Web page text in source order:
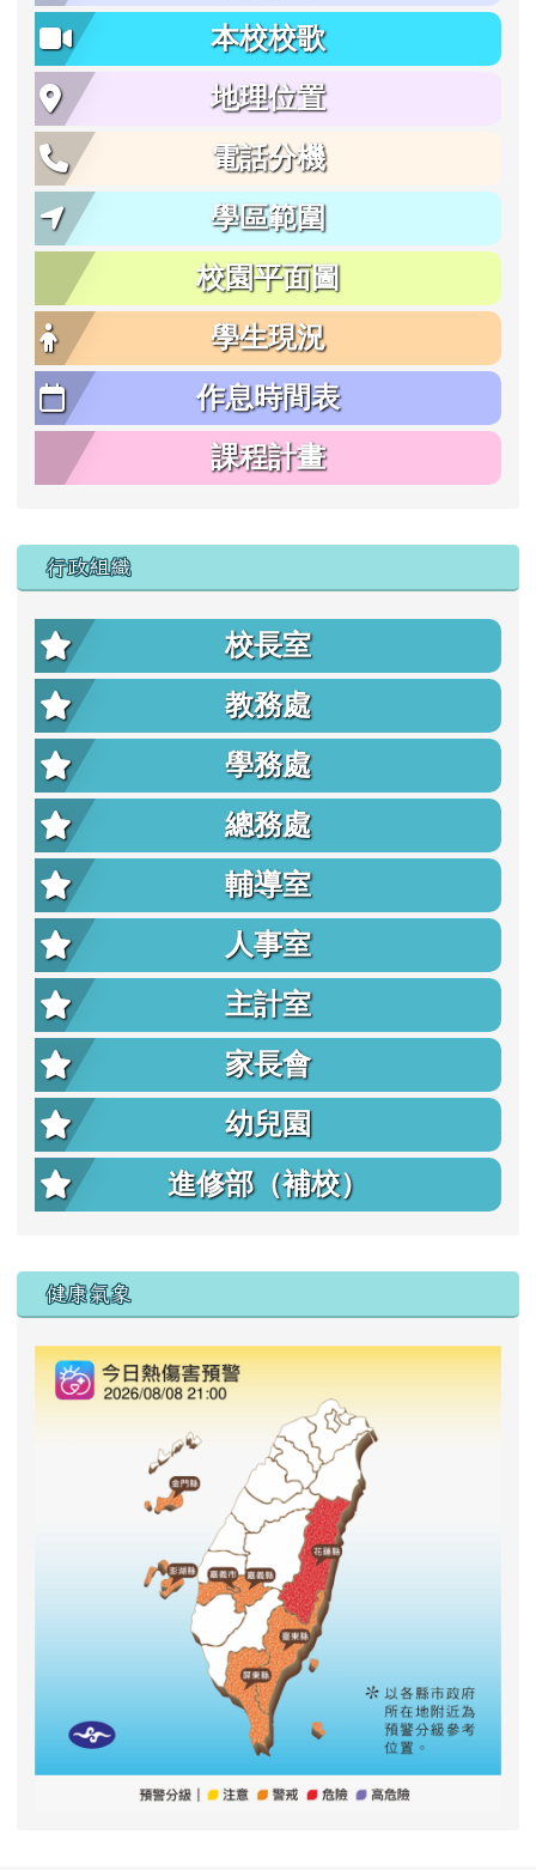
本校校歌
地理位置
電話分機
學區範圍
校園平面圖
學生現況
作息時間表
課程計畫
行政組織
校長室
教務處
學務處
總務處
輔導室
人事室
主計室
家長會
幼兒園
進修部（補校）
右邊區域內容
健康氣象